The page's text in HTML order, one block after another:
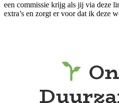
een commissie krijg als jij via deze
extra’s en zorgt er voor dat ik deze